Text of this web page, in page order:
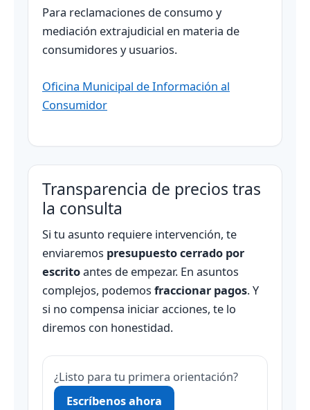
Para reclamaciones de consumo y
mediación extrajudicial en materia de
consumidores y usuarios.
Oficina Municipal de Información al
Consumidor
Transparencia de precios tras
la consulta
Si tu asunto requiere intervención, te
enviaremos presupuesto cerrado por
escritoantes de empezar. En asuntos
complejos, podemos fraccionar pagos. Y
si no compensa iniciar acciones, te lo
diremos con honestidad.
¿Listo para tu primera orientación?
Escríbenos ahora